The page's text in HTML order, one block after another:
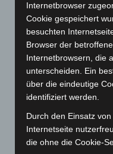
Januar 2026(122)
Dezember 2025(103)
November 2025(114)
Oktober 2025(112)
September 2025(93)
August 2025 (90)
Juli 2025(90)
Juni 2025(103)
Internetbrowser
Cookie gespeichert
besuchten
Browser der
Internetbrowsern, die
unterscheiden. Ein
über die eindeutige
identifiziert werden.
Durch den Einsatz
Internetseite
die ohne die Cookie-